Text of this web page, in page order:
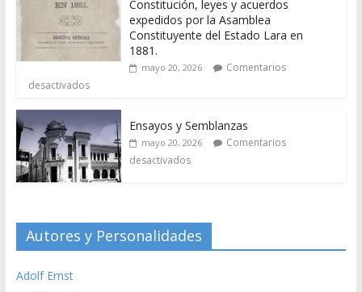
Constitución, leyes y acuerdos
expedidos por la Asamblea
Constituyente del Estado Lara en
1881.
mayo 20, 2026
Comentarios
desactivados
Ensayos y Semblanzas
mayo 20, 2026
Comentarios
desactivados
Autores y Personalidades
Adolf Ernst